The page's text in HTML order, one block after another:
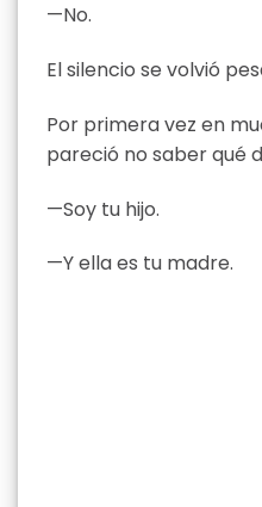
—No.
El silencio se volvió
Por primera vez en
pareció no saber qué
—Soy tu hijo.
—Y ella es tu madre.